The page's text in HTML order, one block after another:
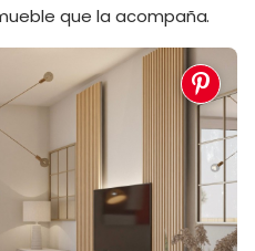
que la acompaña.